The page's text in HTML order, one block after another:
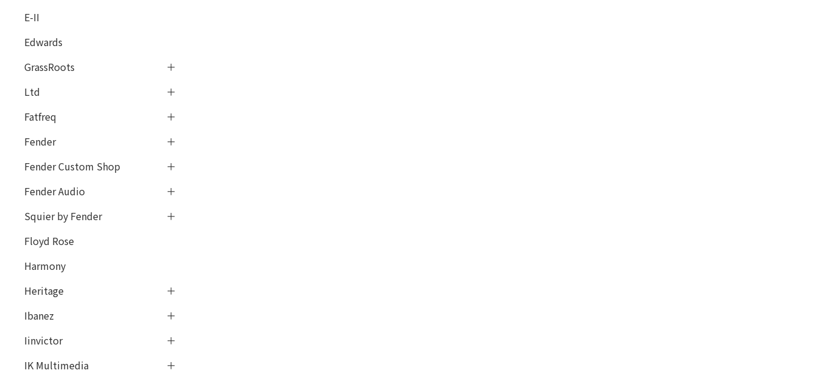
E-II
Edwards
GrassRoots
Ltd
Fatfreq
Fender
Fender Custom Shop
Fender Audio
Squier by Fender
Floyd Rose
Harmony
Heritage
Ibanez
Iinvictor
IK Multimedia